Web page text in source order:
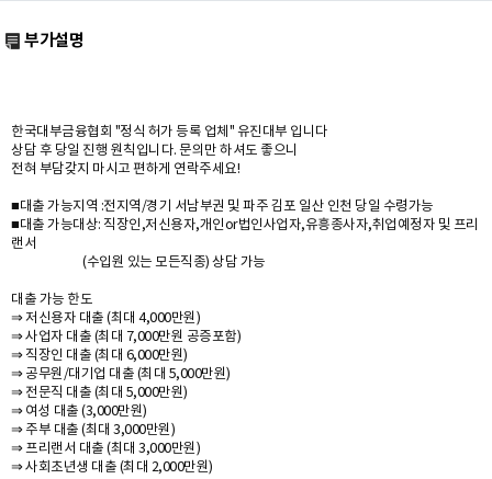
부가설명
한국대부금융협회 "정식 허가 등록 업체" 유진대부 입니다
상담 후 당일 진행 원칙입니다. 문의만 하셔도 좋으니
전혀 부담갖지 마시고 편하게 연락주세요!
■대출 가능지역 :전지역/경기 서남부권 및 파주 김포 일산 인천 당일 수령가능
■대출 가능대상: 직장인,저신용자,개인or법인사업자,유흥종사자,취업예정자 및 프리
랜서
(수입원 있는 모든직종) 상담 가능
대출 가능 한도
⇒ 저신용자 대출 (최대 4,000만원)
⇒ 사업자 대출 (최대 7,000만원 공증포함)
⇒ 직장인 대출 (최대 6,000만원)
⇒ 공무원/대기업 대출 (최대 5,000만원)
⇒ 전문직 대출 (최대 5,000만원)
⇒ 여성 대출 (3,000만원)
⇒ 주부 대출 (최대 3,000만원)
⇒ 프리랜서 대출 (최대 3,000만원)
⇒ 사회초년생 대출 (최대 2,000만원)